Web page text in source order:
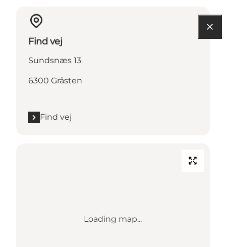
Find vej
Sundsnæs 13
6300 Gråsten
Find vej
Loading map...